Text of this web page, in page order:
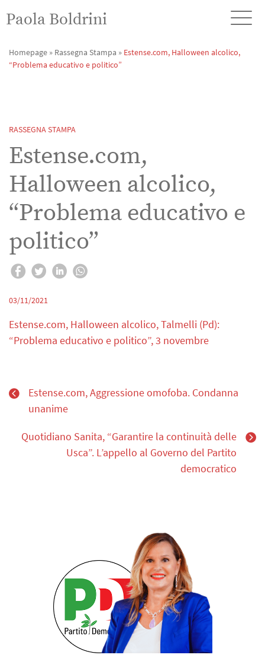
Paola Boldrini
Homepage » Rassegna Stampa » Estense.com, Halloween alcolico,
“Problema educativo e politico”
RASSEGNA STAMPA
Estense.com,
Halloween alcolico,
“Problema educativo e
politico”
03/11/2021
Estense.com, Halloween alcolico, Talmelli (Pd):
“Problema educativo e politico”, 3 novembre
Estense.com, Aggressione omofoba. Condanna
unanime
Quotidiano Sanita, “Garantire la continuità delle
Usca”. L’appello al Governo del Partito
democratico